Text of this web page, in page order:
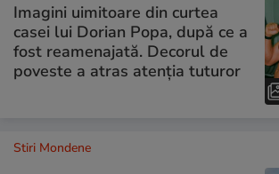
Imagini uimitoare din curtea
casei lui Dorian Popa, după ce a
fost reamenajată. Decorul de
poveste a atras atenția tuturor
Stiri Mondene